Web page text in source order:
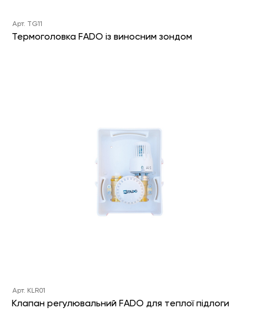
Арт. TG11
Термоголовка FADO із виносним зондом
Арт. KLR01
Клапан регулювальний FADO для теплої підлоги